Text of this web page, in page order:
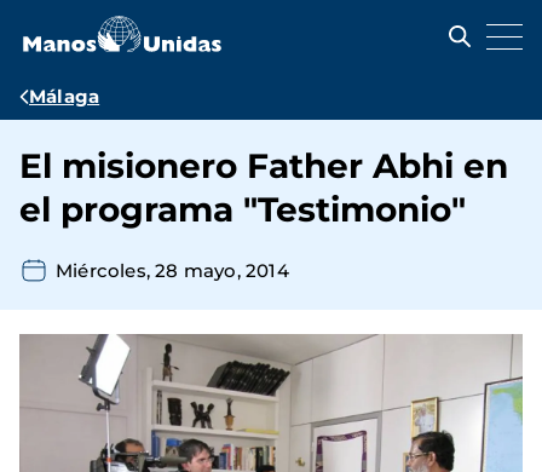
contenido
Ruta
navegación
Málaga
El misionero Father Abhi en
el programa "Testimonio"
Miércoles, 28 mayo, 2014